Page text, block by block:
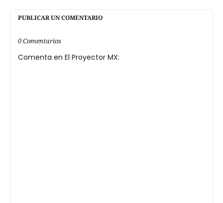
PUBLICAR UN COMENTARIO
0 Comentarios
Comenta en El Proyector MX: